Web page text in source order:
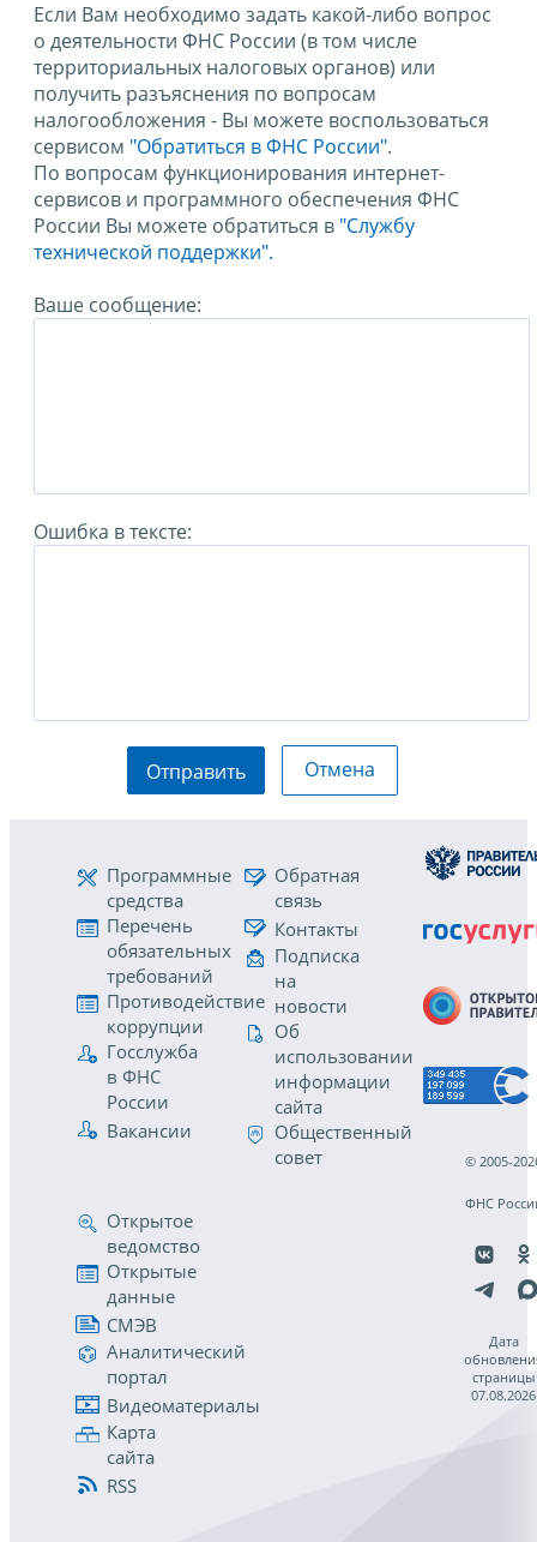
Если Вам необходимо задать какой-либо вопрос
о деятельности ФНС России (в том числе
территориальных налоговых органов) или
получить разъяснения по вопросам
налогообложения - Вы можете воспользоваться
сервисом "Обратиться в ФНС России".
По вопросам функционирования интернет-
сервисов и программного обеспечения ФНС
России Вы можете обратиться в "Службу
технической поддержки".
Ваше сообщение:
Ошибка в тексте:
Отправить Отмена
Программные
средства
Перечень
обязательных
требований
Противодействие
коррупции
Госслужба
в ФНС
России
Вакансии
Обратная
связь
Контакты
Подписка
на
новости
Об
использовании
информации
сайта
Общественный
совет
Открытое
ведомство
Открытые
данные
СМЭВ
Аналитический
портал
Видеоматериалы
Карта
сайта
RSS
© 2005-
ФНС
Дата
страницы
07.08.2026